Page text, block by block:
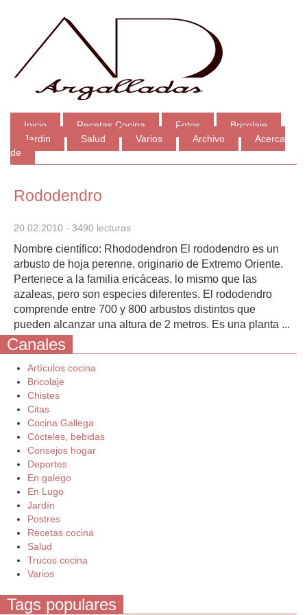
Inicio Recetas Cocina Fotos
Bricolaje
Jardin
Salud Varios Archivo
Acerca
de
Rododendro
20.02.2010 - 3490 lecturas
Nombre científico: Rhododendron El rododendro es un
arbusto de hoja perenne, originario de Extremo Oriente.
Pertenece a la familia ericáceas, lo mismo que las
azaleas, pero son especies diferentes. El rododendro
comprende entre 700 y 800 arbustos distintos que
pueden alcanzar una altura de 2 metros. Es una planta ...
Canales
Artículos cocina
Bricolaje
Chistes
Citas
Cocina Gallega
Cócteles, bebidas
Consejos hogar
Deportes
En galego
En Lugo
Jardín
Postres
Recetas cocina
Salud
Trucos cocina
Varios
Tags populares